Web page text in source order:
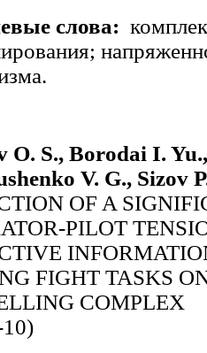
слова:
O. S., Borodai I.
V. G., Sizov
OF A
PILOT
FIGHT TASKS
COMPLEX